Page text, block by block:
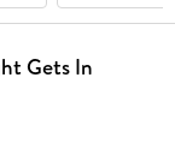
Gets In